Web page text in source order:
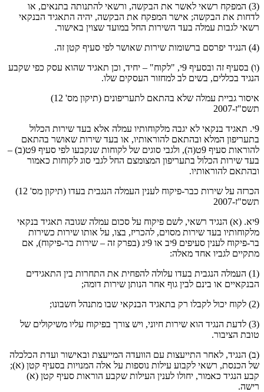
(3) המפקח רשאי לאשר את הבקשה, ורשאי להתנותה בתנאים, או
לדחות את הבקשה; אישר המפקח את הבקשה, יהיה התאגיד הבנקאי
רשאי לגבות עמלה בעד השירות החל במועד שצוין באישור.
(4) הנגיד יפרסם ברשומות שירות שאושר לפי סעיף קטן זה.
(ו) בסעיף זה ובסעיף 9י, "לקוח" – יחיד, וכן תאגיד שהוא עסק כפי שקבע
הנגיד בכללים, בשים לב למחזור העסקים שלו.
איסור גביית עמלה שלא בהתאם לתעריפונים (תיקון מס' 12)
תשס"ז-2007
9י. תאגיד בנקאי לא יגבה מלקוחותיו עמלה אלא בעד שירות הכלול
בתעריפון המלא ובהתאם להוראותיו, או בעד שירות שאושר בהתאם
להוראות סעיף 9ט(ה), ולגבי סוגים של לקוחות שנקבעו לפי סעיף 9ט(ב) –
בעד שירות הכלול בתעריפון המצומצם החל לגבי סוג לקוחות כאמור
ובהתאם להוראותיו.
הכרזה על שירות כבר-פיקוח לענין העמלה הנגבית בעדו (תיקון מס' 12)
תשס"ז-2007
9יא. (א) הנגיד רשאי, לשם פיקוח על סכום עמלה שגובה תאגיד בנקאי
מלקוחותיו בעד שירות מסוים, להכריז, בצו, על אותו שירות כשירות
בר-פיקוח לענין סעיפים 9יב או 9יג (בפרק זה – שירות בר-פיקוח), אם
מתקיים לגביו אחד מאלה:
(1) העמלה הנגבית בעדו עלולה להפחית את התחרות בין התאגידים
הבנקאיים או בינם לבין גוף אחר הנותן שירות דומה;
(2) לקוח יכול לקבלו רק בתאגיד הבנקאי שבו מתנהל חשבונו;
(3) לדעת הנגיד הוא שירות חיוני, ויש צורך בפיקוח עליו משיקולים של
טובת הציבור.
(ב) הנגיד, לאחר התייעצות עם הוועדה המייעצת ובאישור ועדת הכלכלה
של הכנסת, רשאי לקבוע עילות נוספות על אלה המנויות בסעיף קטן (א);
קבע הנגיד כאמור, יחולו לענין העילות שקבע הוראות סעיף קטן (א)
רישה.